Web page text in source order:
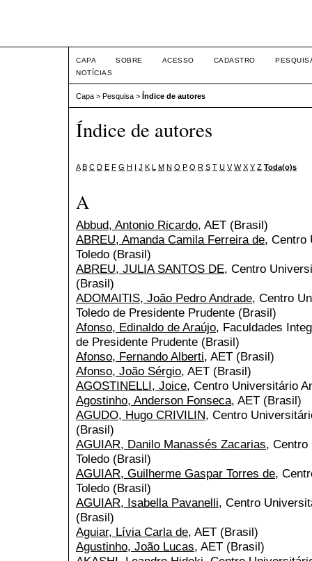
CAPA SOBRE ACESSO CADASTRO
NOTÍCIAS
Capa > Pesquisa > Índice de autores
Índice de autores
A B C D E F G H I J K L M N O P Q R S T U V W X Y Z Toda(o)s
A
Abbud, Antonio Ricardo, AET (Brasil)
ABREU, Amanda Camila Ferreira de, Centro
Toledo (Brasil)
ABREU, JULIA SANTOS DE, Centro
(Brasil)
ADOMAITIS, João Pedro Andrade, Centro
Toledo de Presidente Prudente (Brasil)
Afonso, Edinaldo de Araújo, Faculdades
de Presidente Prudente (Brasil)
Afonso, Fernando Alberti, AET (Brasil)
Afonso, João Sérgio, AET (Brasil)
AGOSTINELLI, Joice, Centro Universitário
Agostinho, Anderson Fonseca, AET (Brasil)
AGUDO, Hugo CRIVILIN, Centro
(Brasil)
AGUIAR, Danilo Manassés Zacarias, Centro
Toledo (Brasil)
AGUIAR, Guilherme Gaspar Torres de,
Toledo (Brasil)
AGUIAR, Isabella Pavanelli, Centro
(Brasil)
Aguiar, Lívia Carla de, AET (Brasil)
Agustinho, João Lucas, AET (Brasil)